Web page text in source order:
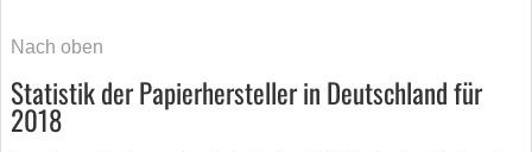
Nach oben
Statistik der Papierhersteller in Deutschland für
2018